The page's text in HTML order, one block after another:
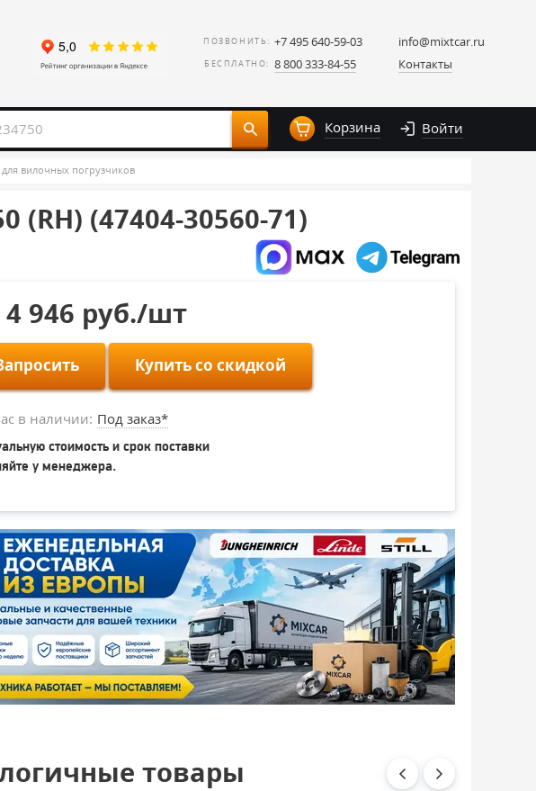
ПОЗВОНИТЬ: +7 495 640-59-03
БЕСПЛАТНО: 8 800 333-84-55
info@mixtcar.ru
Контакты
Корзина Войти
вилочных погрузчиков
(47404-30560-71)
4 946 руб./шт
Купить со скидкой
в наличии: Под заказ*
стоимость и срок поставки
у менеджера.
товары